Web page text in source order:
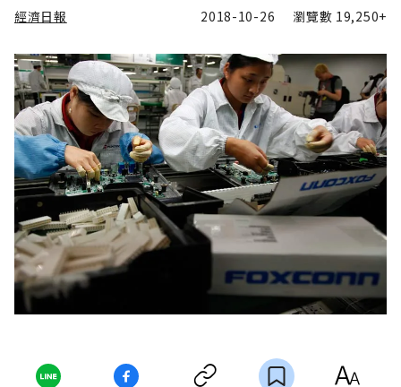
經濟日報 2018-10-26 瀏覽數 19,250+